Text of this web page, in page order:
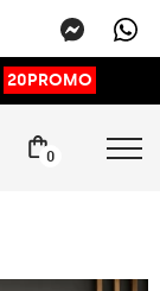
20PROMO
0